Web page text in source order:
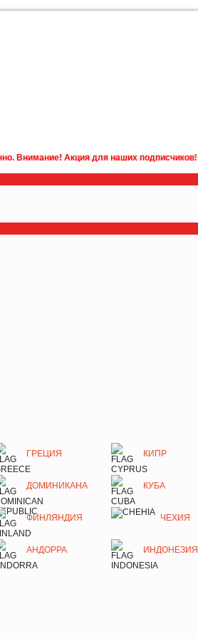
наших подписчиков! Бонусная карта с
ГРЕЦИЯ КИПР
ДОМИНИКАНА КУБА
ФИНЛЯНДИЯ ЧЕХИЯ
АНДОРРА ИНДОНЕЗИЯ